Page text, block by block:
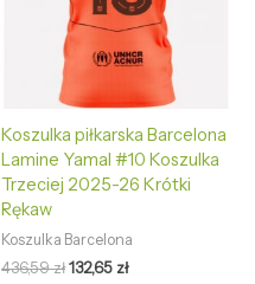
Koszulka piłkarska Barcelona
Lamine Yamal #10 Koszulka
Trzeciej 2025-26 Krótki
Rękaw
Koszulka Barcelona
436,59zł132,65 zł